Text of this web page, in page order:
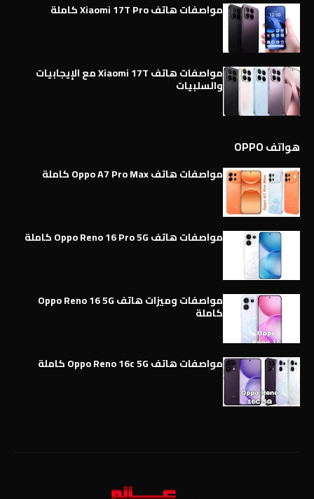
مواصفات هاتف Xiaomi 17T Pro كاملة
مواصفات هاتف Xiaomi 17T مع الإيجابيات
والسلبيات
هواتف OPPO
مواصفات هاتف Oppo A7 Pro Max كاملة
مواصفات هاتف Oppo Reno 16 Pro 5G كاملة
مواصفات وميزات هاتف Oppo Reno 16 5G
كاملة
مواصفات هاتف Oppo Reno 16c 5G كاملة